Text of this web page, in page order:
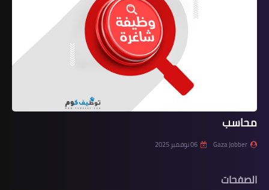
محاسب
Gaza Jobber 06 نوفمبر 2025
الصفحات